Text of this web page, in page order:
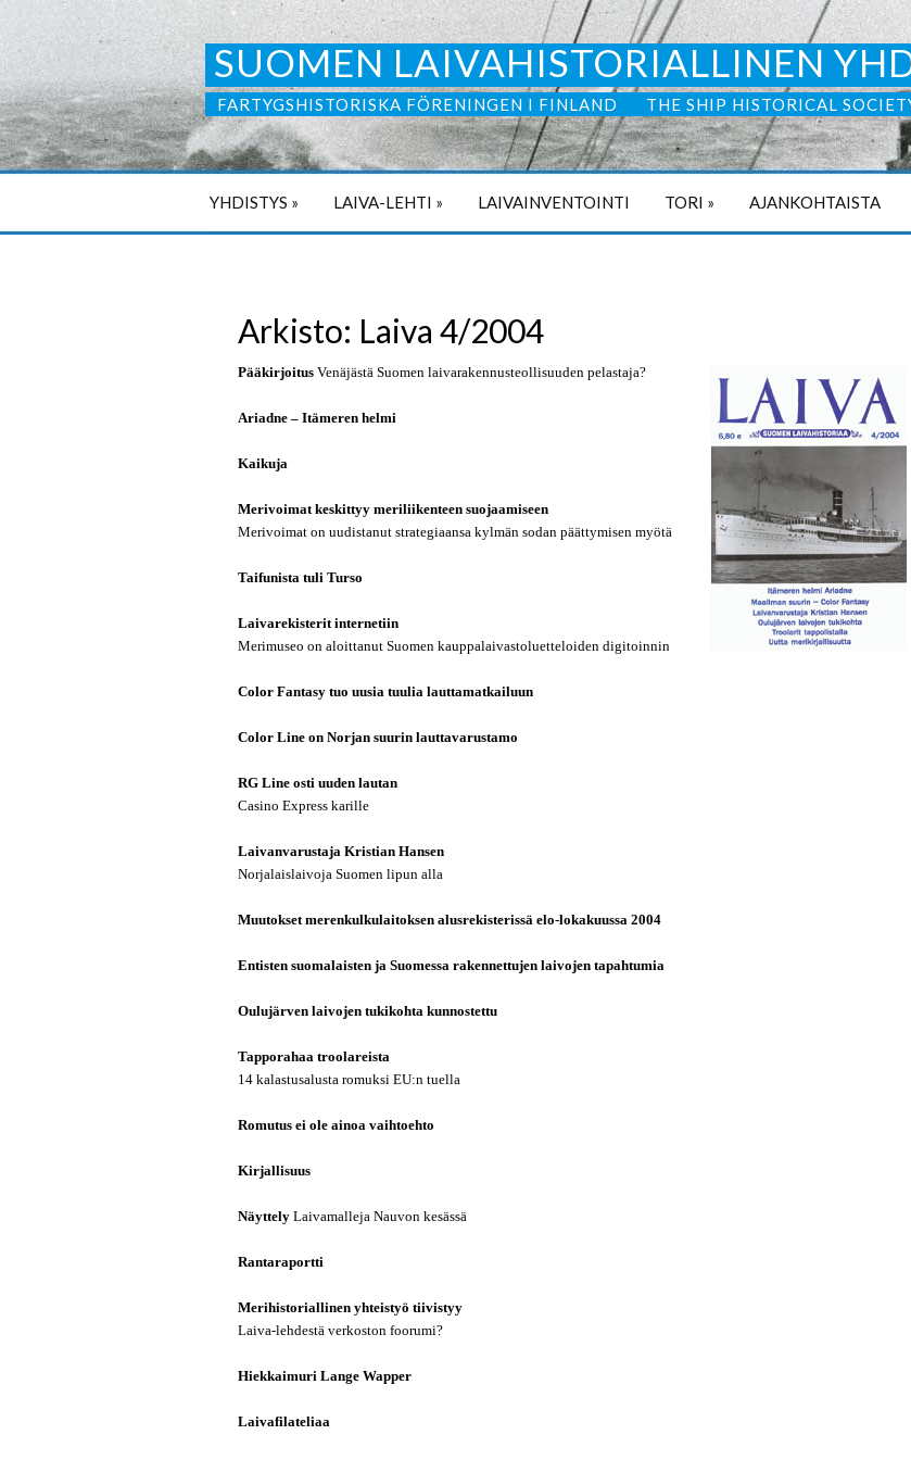
SUOMEN LAIVAHISTORIALLINEN
FARTYGSHISTORISKA FÖRENINGEN I FINLAND THE SHIP HISTORICAL
YHDISTYS » LAIVA-LEHTI » LAIVAINVENTOINTI TORI » AJANKOHTAISTA
Arkisto: Laiva 4/2004
Pääkirjoitus Venäjästä Suomen laivarakennusteollisuuden pelastaja?
Ariadne – Itämeren helmi
Kaikuja
Merivoimat keskittyy meriliikenteen suojaamiseen
Merivoimat on uudistanut strategiaansa kylmän sodan päättymisen myötä
Taifunista tuli Turso
Laivarekisterit internetiin
Merimuseo on aloittanut Suomen kauppalaivastoluetteloiden digitoinnin
Color Fantasy tuo uusia tuulia lauttamatkailuun
Color Line on Norjan suurin lauttavarustamo
RG Line osti uuden lautan
Casino Express karille
Laivanvarustaja Kristian Hansen
Norjalaislaivoja Suomen lipun alla
Muutokset merenkulkulaitoksen alusrekisterissä elo-lokakuussa 2004
Entisten suomalaisten ja Suomessa rakennettujen laivojen tapahtumia
Oulujärven laivojen tukikohta kunnostettu
Tapporahaa troolareista
14 kalastusalusta romuksi EU:n tuella
Romutus ei ole ainoa vaihtoehto
Kirjallisuus
Näyttely Laivamalleja Nauvon kesässä
Rantaraportti
Merihistoriallinen yhteistyö tiivistyy
Laiva-lehdestä verkoston foorumi?
Hiekkaimuri Lange Wapper
Laivafilateliaa